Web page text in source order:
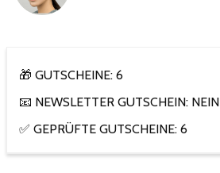
🎁 GUTSCHEINE: 6
📧 NEWSLETTER GUTSCHEIN: NEIN
✅ GEPRÜFTE GUTSCHEINE: 6